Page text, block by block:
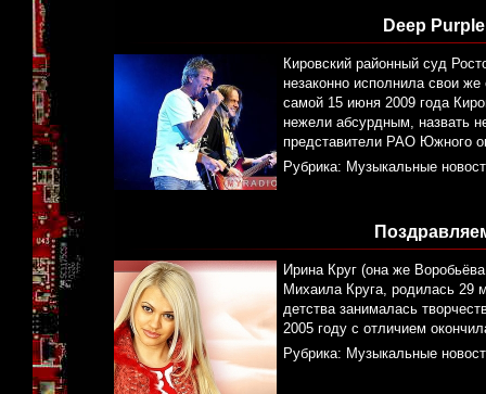
Deep
Кировский районный суд
незаконно исполнила свои
самой 15 июня 2009 года
нежели абсурдным, назвать
представители РАО Южного
Рубрика: Музыкальные
Ирина Круг (она же
Михаила Круга, родилась 29
детства занималась
2005 году с отличием
Рубрика: Музыкальные